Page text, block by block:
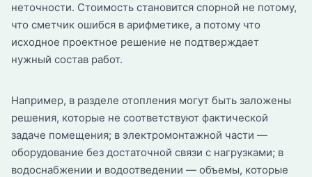
неточности. Стоимость становится спорной не потому,
что сметчик ошибся в арифметике, а потому что
исходное проектное решение не подтверждает
нужный состав работ.
Например, в разделе отопления могут быть заложены
решения, которые не соответствуют фактической
задаче помещения; в электромонтажной части —
оборудование без достаточной связи с нагрузками; в
водоснабжении и водоотведении — объемы, которые